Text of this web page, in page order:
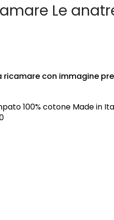
Le
ricamare con immagine
100% cotone Made in